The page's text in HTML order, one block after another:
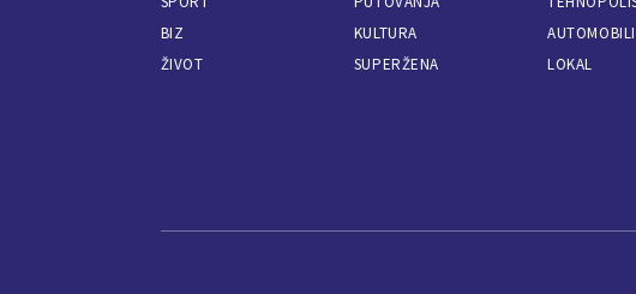
BIZ
ŽIVOT
KULTURA
SUPERŽENA
AUTOMOBILI
LOKAL